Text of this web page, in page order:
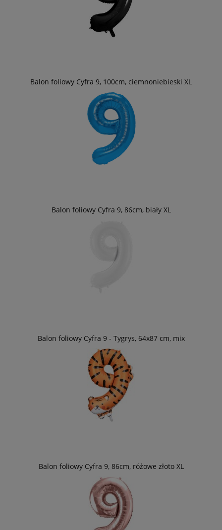
Balon foliowy Cyfra 9, 100cm, ciemnoniebieski XL
Balon foliowy Cyfra 9, 86cm, biały XL
Balon foliowy Cyfra 9 - Tygrys, 64x87 cm, mix
Balon foliowy Cyfra 9, 86cm, różowe złoto XL